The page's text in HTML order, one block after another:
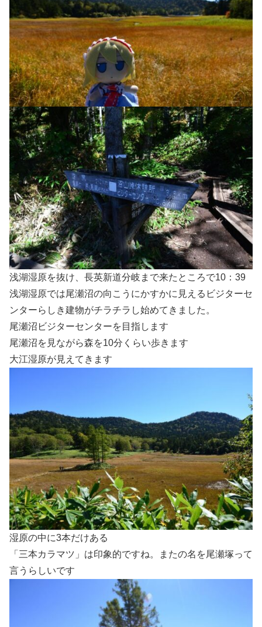
浅湖湿原を抜け、長英新道分岐まで来たところで10：39
浅湖湿原では尾瀬沼の向こうにかすかに見えるビジターセ
ンターらしき建物がチラチラし始めてきました。
尾瀬沼ビジターセンターを目指します
尾瀬沼を見ながら森を10分くらい歩きます
大江湿原が見えてきます
湿原の中に3本だけある
「三本カラマツ」は印象的ですね。またの名を尾瀬塚って
言うらしいです